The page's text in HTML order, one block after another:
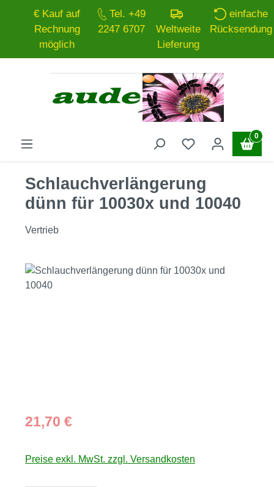
Zum Hauptinhalt springen
€ Kauf auf
Rechnung
möglich
Tel. +49
2247 6707
Weltweite
Lieferung
einfache
Rücksendung
0
Schlauchverlängerung
dünn für 10030x und 10040
Vertrieb
Bildergalerie überspringen
Regulärer Preis:
21,70 €
Preise exkl. MwSt. zzgl. Versandkosten